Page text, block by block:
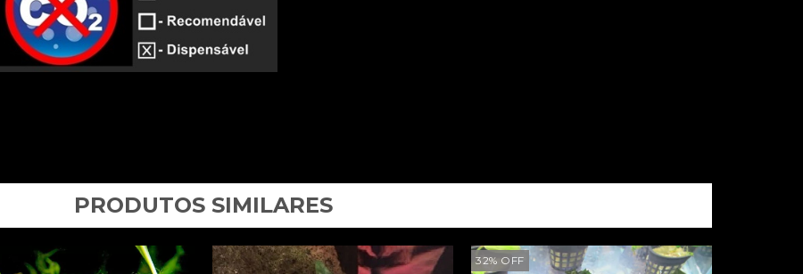
PRODUTOS SIMILARES
32% OFF